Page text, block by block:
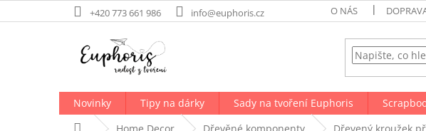
na
+420 773 661 986 info@euphoris.cz O NÁS
Novinky Tipy na dárky Sady na tvoření Euphoris
Domů